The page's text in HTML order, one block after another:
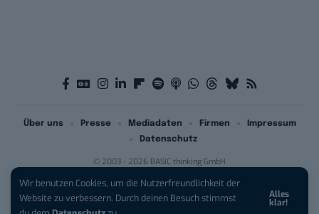
Wir benutzen Cookies, um die Nutzerfreundlichkeit der
Website zu verbessern. Durch deinen Besuch stimmst
Alles
klar!
© 2003 - 2026 BASIC thinking GmbH
Über uns Presse Mediadaten Firmen
Impressum
Datenschutz
iPhone 17 Pro sichern:Für 1 € +
200 € Hardware-Bonus!